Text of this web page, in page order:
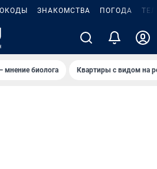
ЗНАКОМСТВА ПОГОДА
мнение биолога Квартиры с видом на